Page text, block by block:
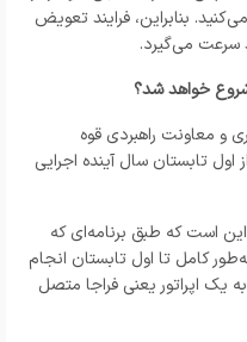
بنابراین، فرایند تعویض
سرعت می‌گیرد.
خواهد شد؟
و معاونت راهبردی قوه
تابستان سال آینده اجرایی
است که طبق برنامه‌ای که
کامل تا اول تابستان انجام
یک اپراتور یعنی فراجا متصل